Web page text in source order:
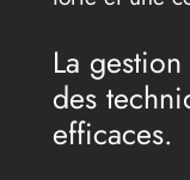
La
des
efficaces.